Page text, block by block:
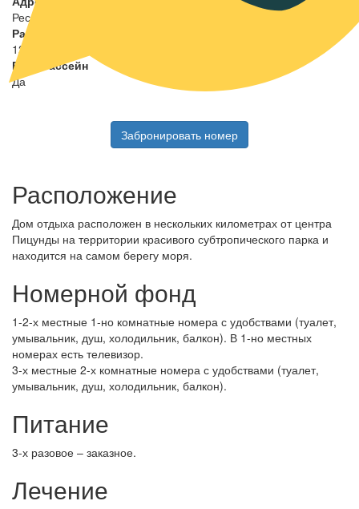
Республика Абхазия, пос. Пицунда
Расчетный час
12:00
Есть бассейн
Да
Забронировать номер
Расположение
Дом отдыха расположен в нескольких километрах от центра
Пицунды на территории красивого субтропического парка и
находится на самом берегу моря.
Номерной фонд
1-2-х местные 1-но комнатные номера с удобствами (туалет,
умывальник, душ, холодильник, балкон). В 1-но местных
номерах есть телевизор.
3-х местные 2-х комнатные номера с удобствами (туалет,
умывальник, душ, холодильник, балкон).
Питание
3-х разовое – заказное.
Лечение